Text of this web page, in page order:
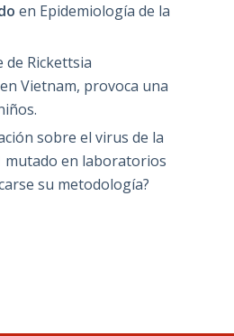
en Epidemiología de la
de Rickettsia
Vietnam, provoca una
sobre el virus de la
mutado en laboratorios
su metodología?